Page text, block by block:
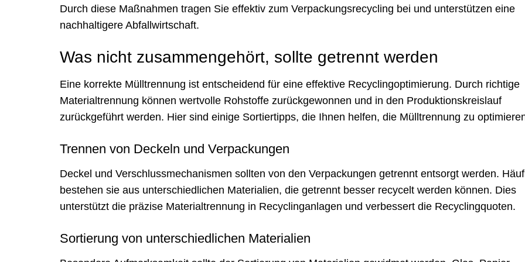
Durch diese Maßnahmen tragen Sie effektiv zum Verpackungsrecycling bei und unterstützen eine
nachhaltigere Abfallwirtschaft.
Was nicht zusammengehört, sollte getrennt werden
Eine korrekte Mülltrennung ist entscheidend für eine effektive Recyclingoptimierung. Durch richtige
Materialtrennung können wertvolle Rohstoffe zurückgewonnen und in den Produktionskreislauf
zurückgeführt werden. Hier sind einige Sortiertipps, die Ihnen helfen, die Mülltrennung zu
Trennen von Deckeln und Verpackungen
Deckel und Verschlussmechanismen sollten von den Verpackungen getrennt entsorgt werden.
bestehen sie aus unterschiedlichen Materialien, die getrennt besser recycelt werden können. Dies
unterstützt die präzise Materialtrennung in Recyclinganlagen und verbessert die Recyclingquoten.
Sortierung von unterschiedlichen Materialien